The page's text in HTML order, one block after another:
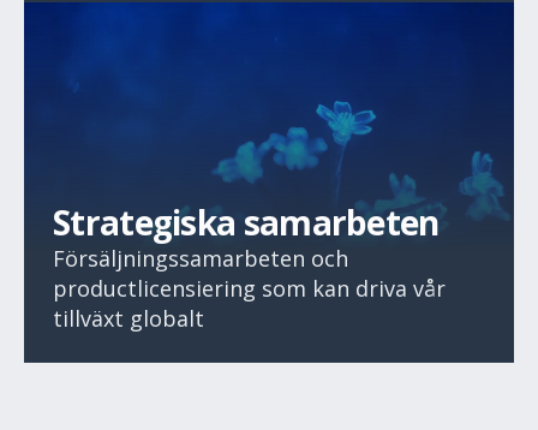
Strategiska samarbeten
Försäljningssamarbeten och
productlicensiering som kan driva vår
tillväxt globalt